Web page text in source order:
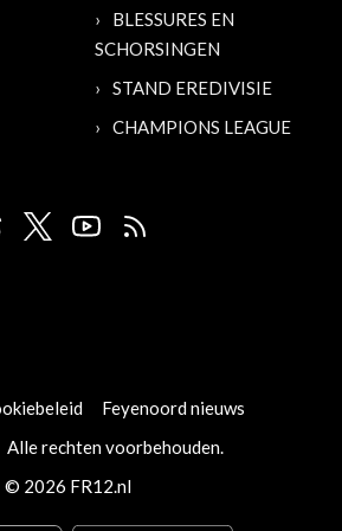
BLESSURES EN
SCHORSINGEN
STAND EREDIVISIE
CHAMPIONS LEAGUE
Feyenoord nieuws
Alle rechten voorbehouden.
© 2026 FR12.nl